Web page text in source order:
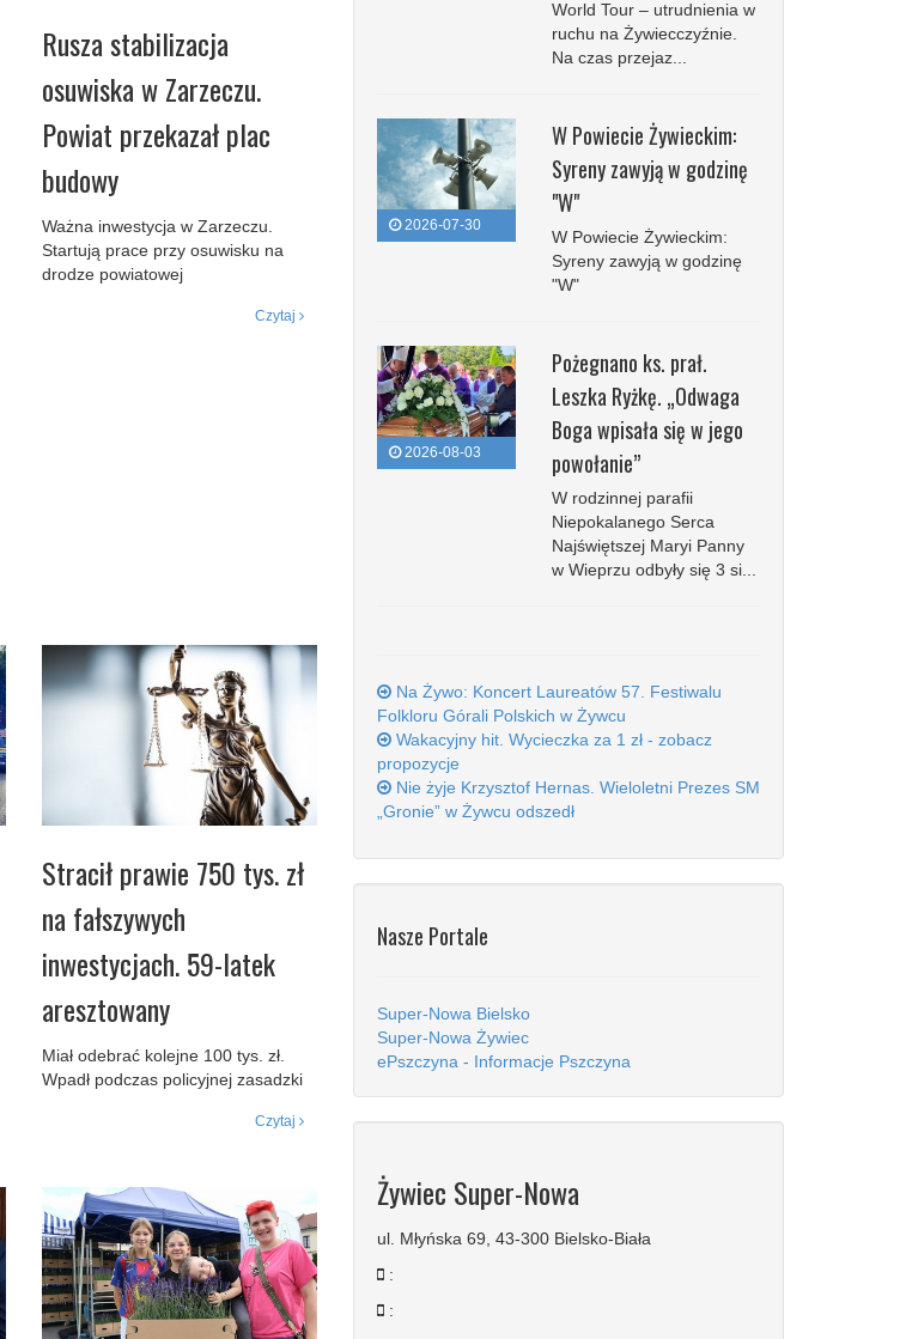
Rusza stabilizacja
osuwiska w Zarzeczu.
Powiat przekazał plac
budowy
Ważna inwestycja w Zarzeczu.
Startują prace przy osuwisku na
drodze powiatowej
Czytaj
Stracił prawie 750 tys. zł
na fałszywych
inwestycjach. 59-latek
aresztowany
Miał odebrać kolejne 100 tys. zł.
Wpadł podczas policyjnej zasadzki
Czytaj
World Tour – utrudnienia w
ruchu na Żywiecczyźnie.
Na czas przejaz...
2026-07-30
W Powiecie Żywieckim:
Syreny zawyją w godzinę
"W"
W Powiecie Żywieckim:
Syreny zawyją w godzinę
"W"
2026-08-03
Pożegnano ks. prał.
Leszka Ryżkę. „Odwaga
Boga wpisała się w jego
powołanie”
W rodzinnej parafii
Niepokalanego Serca
Najświętszej Maryi Panny
w Wieprzu odbyły się 3 si...
Na Żywo: Koncert Laureatów 57. Festiwalu
Folkloru Górali Polskich w Żywcu
Wakacyjny hit. Wycieczka za 1 zł - zobacz
propozycje
Nie żyje Krzysztof Hernas. Wieloletni Prezes SM
„Gronie” w Żywcu odszedł
Nasze Portale
Super-Nowa Bielsko
Super-Nowa Żywiec
ePszczyna - Informacje Pszczyna
Żywiec Super-Nowa
ul. Młyńska 69, 43-300 Bielsko-Biała
:
: